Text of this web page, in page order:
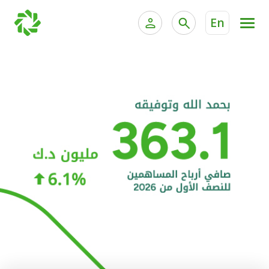
En
الخدمات المصرفية الإلكترونية للشركات
خدمة "بيتك" للتداول الإلكتروني
الحسابات المصرفية
البطاقات
"برامج العملاء"